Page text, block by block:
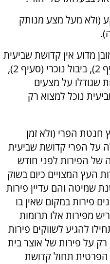
(ולא מעל מצע מנותק
מדוע אין קדושת שביעית
בירקות של היתר מכירה (סעיף 2), ביבול נוכרי (סעיף 2),
1) או בירקות שגודלו על מצעים
קדושת שביעית נוכל למצוא רק
חנטת הפרי (ולא זמן
על הפרי קדושת שביעית
של הפירות לפני חודש
העץ המצויים כיום בשוק
שמיטה והם עדיין פירות
פירות במקום שאין בו
מפירות אלו תרומות
להגיע לשווקים פירות
רק על פירות של אוצר בית
הפרטית תחול קדושת